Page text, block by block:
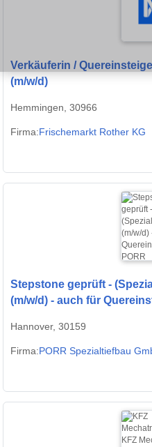
Verkäuferin /
(m/w/d)
Hemmingen, 30966
Firma:Frischemarkt Rother KG
Stepstone geprüft -
(m/w/d) - auch für
Hannover, 30159
Firma:PORR Spezialtiefbau